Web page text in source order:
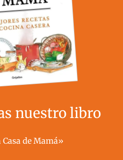
nuestro libro
Casa de Mamá»